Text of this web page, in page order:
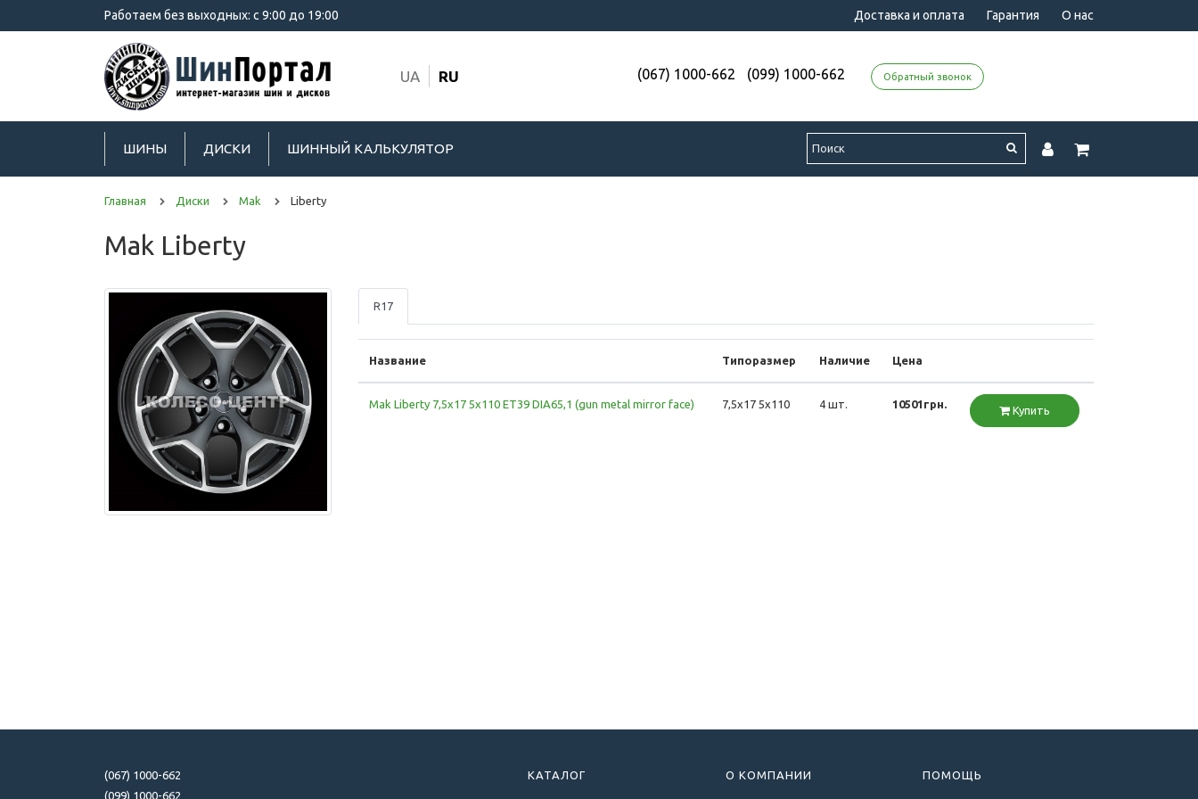
Работаем без выходных: с 9:00 до 19:00 Доставка и оплата Гарантия О нас
UA RU (067) 1000-662 (099) 1000-662 Обратный звонок
ШИНЫ ДИСКИ ШИННЫЙ КАЛЬКУЛЯТОР
Главная Диски Mak Liberty
Mak Liberty
R17
Название Типоразмер Наличие Цена
Mak Liberty 7,5x17 5x110 ET39 DIA65,1 (gun metal mirror face) 7,5x17 5x110 4 шт. 10501грн. Купить
(067) 1000-662
(099) 1000-662
КАТАЛОГ О КОМПАНИИ ПОМОЩЬ